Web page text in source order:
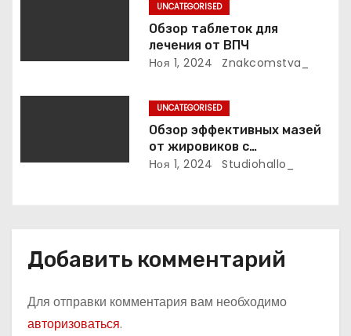
UNCATEGORISED
Обзор таблеток для
лечения от ВПЧ
Ноя 1, 2024 Znakcomstva_
UNCATEGORISED
Обзор эффективных мазей
от жировиков с
рассасывающим эффектом
Ноя 1, 2024 Studiohallo_
Добавить комментарий
Для отправки комментария вам необходимо
авторизоваться.